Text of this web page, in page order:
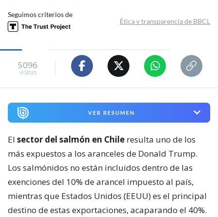
Seguimos criterios de
Ética y transparencia de BBCL
5096
visitas
VER RESUMEN
El sector del salmón en Chile resulta uno de los
más expuestos a los aranceles de Donald Trump.
Los salmónidos no están incluidos dentro de las
exenciones del 10% de arancel impuesto al país,
mientras que Estados Unidos (EEUU) es el principal
destino de estas exportaciones, acaparando el 40%.